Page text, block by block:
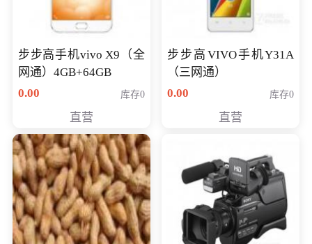
步步高手机vivo X9（全
网通）4GB+64GB
0.00
库存0
直营
步步高VIVO手机Y31A
（三网通）
0.00
库存0
直营